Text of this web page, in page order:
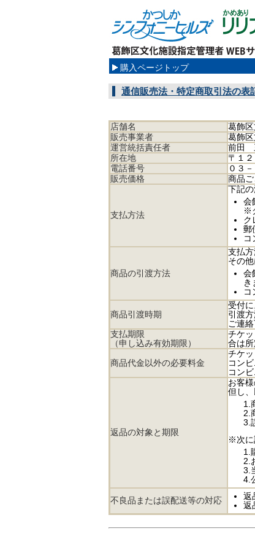
購入ページトップ
通信販売法・特定商取引法の表
店舗名
葛飾
販売事業者
葛飾
運営統括責任者
前田
所在地
〒１
電話番号
０３
販売価格
商品ご
支払方法
下記の
会
※
ク
郵
コ
商品の引渡方法
支払
その
会
き
コ
商品引渡時期
受付に
引渡
ご連絡
支払期限
（申し込み有効期限）
チケ
合は
商品代金以外の必要料金
チケ
コン
コン
返品の対象と期限
お客
但し
1.
2.
3.
※次に
1.
2.
3.
4.
不良品または誤配送等の対応
返
返